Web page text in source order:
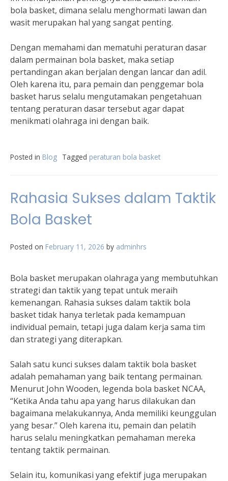
bola basket, dimana selalu menghormati lawan dan
wasit merupakan hal yang sangat penting.
Dengan memahami dan mematuhi peraturan dasar
dalam permainan bola basket, maka setiap
pertandingan akan berjalan dengan lancar dan adil.
Oleh karena itu, para pemain dan penggemar bola
basket harus selalu mengutamakan pengetahuan
tentang peraturan dasar tersebut agar dapat
menikmati olahraga ini dengan baik.
Posted in Blog Tagged peraturan bola basket
Rahasia Sukses dalam Taktik
Bola Basket
Posted on February 11, 2026 by adminhrs
Bola basket merupakan olahraga yang membutuhkan
strategi dan taktik yang tepat untuk meraih
kemenangan. Rahasia sukses dalam taktik bola
basket tidak hanya terletak pada kemampuan
individual pemain, tetapi juga dalam kerja sama tim
dan strategi yang diterapkan.
Salah satu kunci sukses dalam taktik bola basket
adalah pemahaman yang baik tentang permainan.
Menurut John Wooden, legenda bola basket NCAA,
“Ketika Anda tahu apa yang harus dilakukan dan
bagaimana melakukannya, Anda memiliki keunggulan
yang besar.” Oleh karena itu, pemain dan pelatih
harus selalu meningkatkan pemahaman mereka
tentang taktik permainan.
Selain itu, komunikasi yang efektif juga merupakan